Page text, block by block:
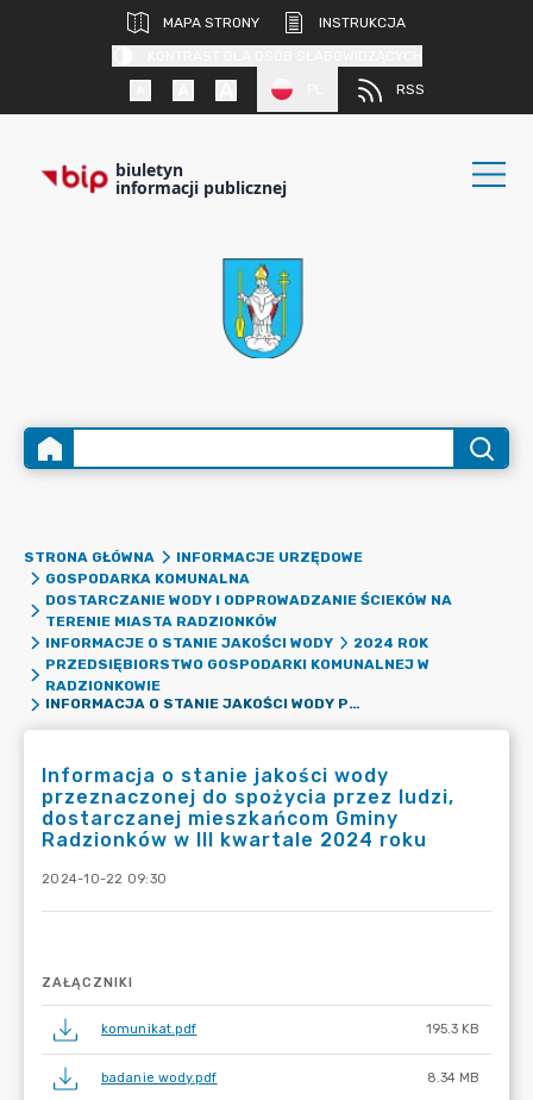
MAPA STRONY
INSTRUKCJA
RSS
biuletyn
informacji publicznej
STRONA GŁÓWNA
INFORMACJE URZĘDOWE
GOSPODARKA KOMUNALNA
DOSTARCZANIE WODY I ODPROWADZANIE ŚCIEKÓW NA
TERENIE MIASTA RADZIONKÓW
INFORMACJE O STANIE JAKOŚCI WODY
2024 ROK
PRZEDSIĘBIORSTWO GOSPODARKI KOMUNALNEJ W
RADZIONKOWIE
INFORMACJA O STANIE JAKOŚCI WODY PRZEZNACZONEJ DO SPOŻYCIA PRZEZ LUDZI, DOSTARCZANEJ MIESZKAŃCOM GMINY RADZIONKÓW W III KWARTALE 2024 ROKU
Informacja o stanie jakości wody
przeznaczonej do spożycia przez ludzi,
dostarczanej mieszkańcom Gminy
Radzionków w III kwartale 2024 roku
2024-10-22 09:30
ZAŁĄCZNIKI
komunikat.pdf 195.3 KB
badanie wody.pdf 8.34 MB